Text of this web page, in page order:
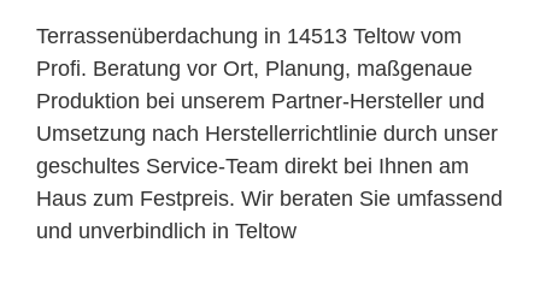
Terrassenüberdachung in 14513 Teltow vom
Profi. Beratung vor Ort, Planung, maßgenaue
Produktion bei unserem Partner-Hersteller und
Umsetzung nach Herstellerrichtlinie durch unser
geschultes Service-Team direkt bei Ihnen am
Haus zum Festpreis. Wir beraten Sie umfassend
und unverbindlich in Teltow